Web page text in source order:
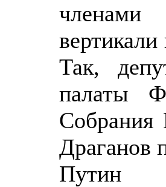
вертикали
Так,
палаты
Драганов